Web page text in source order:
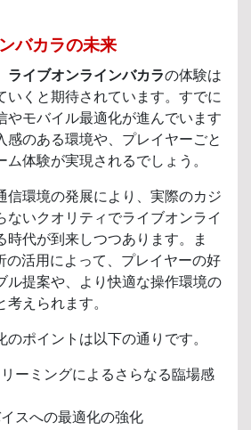
バカラの未来
ライブオンラインバカラの体験は
いくと期待されています。すでに
やモバイル最適化が進んでいます
感のある環境や、プレイヤーごと
ム体験が実現されるでしょう。
信環境の発展により、実際のカジ
ないクオリティでライブオンライ
時代が到来しつつあります。ま
の活用によって、プレイヤーの好
ル提案や、より快適な操作環境の
えられます。
ポイントは以下の通りです。
ーミングによるさらなる臨場感
スへの最適化の強化